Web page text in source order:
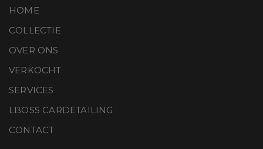
HOME
COLLECTIE
OVER ONS
VERKOCHT
SERVICES
LBOSS CARDETAILING
CONTACT